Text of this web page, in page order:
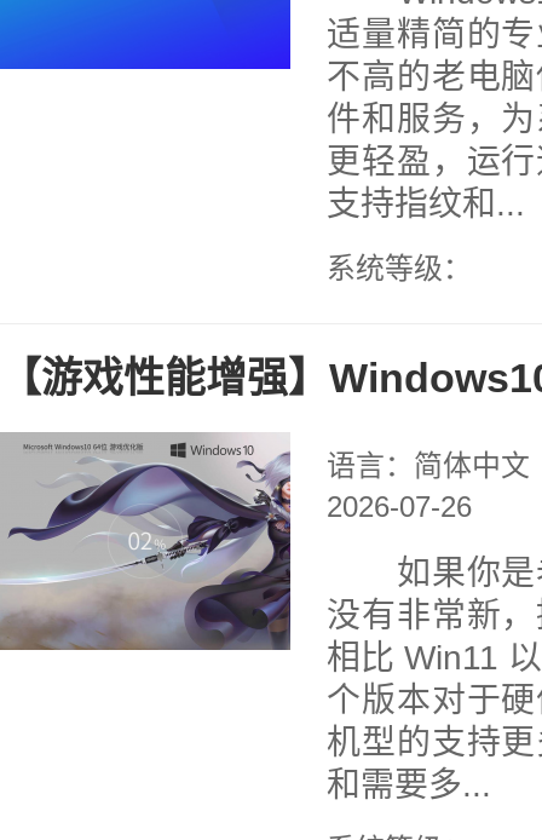
适量精简的
不高的老电
件和服务，
更轻盈，运
支持指纹和...
系统等级：
【游戏性能增强】
语言：简体中文
2026-07-26
如果你是
没有非常新
相比 Win11
个版本对于
机型的支持
和需要多...